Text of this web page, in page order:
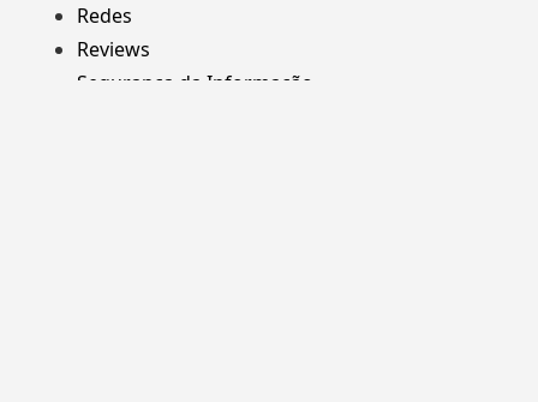
Redes
Reviews
Segurança da Informação